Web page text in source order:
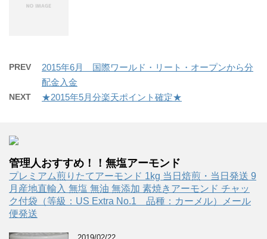
PREV
2015年6月 国際ワールド・リート・オープンから分
配金入金
NEXT ★2015年5月分楽天ポイント確定★
管理人おすすめ！！無塩アーモンド
プレミアム煎りたてアーモンド 1kg 当日焙煎・当日発送 9
月産地直輸入 無塩 無油 無添加 素焼きアーモンド チャッ
ク付袋（等級：US Extra No.1 品種：カーメル）メール
便発送